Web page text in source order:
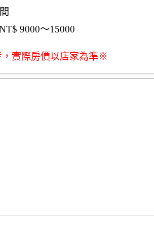
9000～15000
實際房價以店家為準※